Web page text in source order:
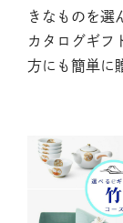
きなものを選
カタログギフ
方にも簡単に